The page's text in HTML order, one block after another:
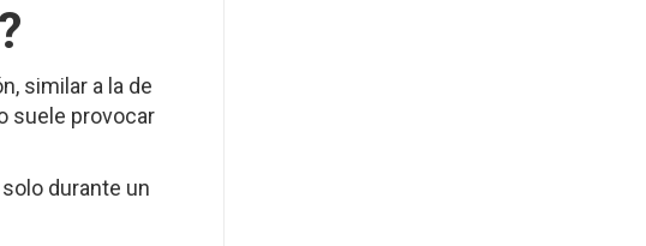
similar a la de
suele provocar
durante un